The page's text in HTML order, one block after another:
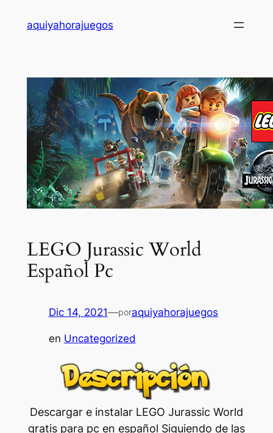
aquiyahorajuegos
LEGO Jurassic World
Español Pc
Dic 14, 2021—poraquiyahorajuegos
en Uncategorized
Descargar e instalar LEGO Jurassic World
gratis para pc en español Siguiendo de las